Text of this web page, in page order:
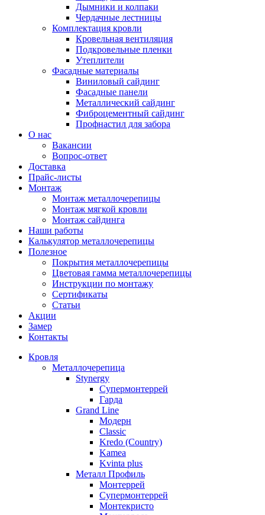
Дымники и колпаки
Чердачные лестницы
Комплектация кровли
Кровельная вентиляция
Подкровельные пленки
Утеплители
Фасадные материалы
Виниловый сайдинг
Фасадные панели
Металлический сайдинг
Фиброцементный сайдинг
Профнастил для забора
О нас
Вакансии
Вопрос-ответ
Доставка
Прайс-листы
Монтаж
Монтаж металлочерепицы
Монтаж мягкой кровли
Монтаж сайдинга
Наши работы
Калькулятор металлочерепицы
Полезное
Покрытия металлочерепицы
Цветовая гамма металлочерепицы
Инструкции по монтажу
Сертификаты
Статьи
Акции
Замер
Контакты
Кровля
Металлочерепица
Stynergy
Супермонтеррей
Гарда
Grand Line
Модерн
Classic
Kredo (Country)
Kamea
Kvinta plus
Металл Профиль
Монтеррей
Супермонтеррей
Монтекристо